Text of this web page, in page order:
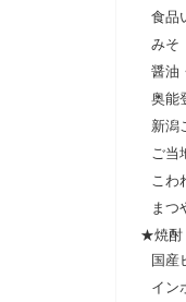
食品
みそ
醤油
奥能
新潟
ご当
こわ
まつ
★焼酎
国産
イン